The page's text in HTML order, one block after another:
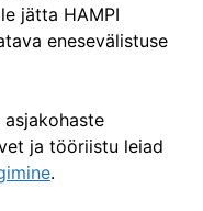
jätta HAMPI
enesevälistuse
ja tööriistu leiad
.